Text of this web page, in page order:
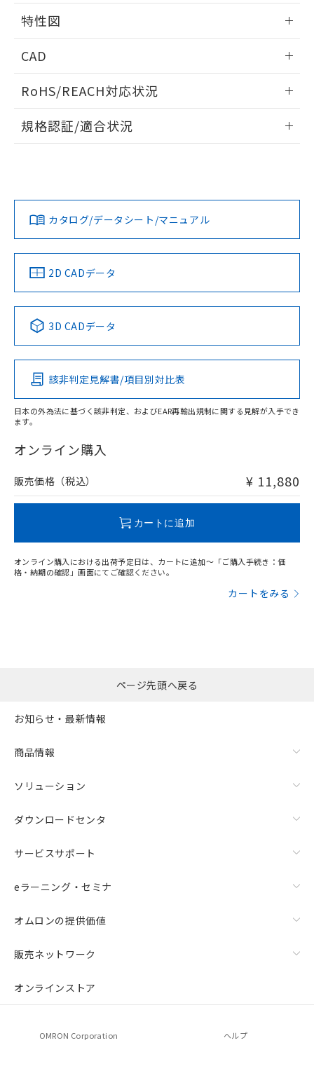
タイムチャート
相互干渉
A: 120mm以上、B: 100mm以上
周囲金属の影響
以上、n: 36mm以上
特性図
検出物体の大きさと材質による影響
検出領域
CAD
ドすることができます。
ログイン/会員登録
ダウンロードデータをご利用いただく前に、以下を必ずお読
みください。
ソフトウェアの使用条件
RoHS/REACH対応状況
EU RoHS 注意事項・凡例
対応済み
中国 RoHS 注意事項・凡例
Pb Hg Cd Cr(VI)
O
在庫等で未対応品が混在する可能性があります。
問い合わせください。
規格認証/適合状況
LR型式承認
（イギリス
船舶規格）
DNV型式承認
（ノルウェー
BV型式承認
（フランス
KR型式
（韓国
No No No No
この製品の規格認証/適合状況ページへ
その他の認証はこちらのページからご検索ください
カタログ/データシート/マニュアル
2D CADデータ
3D CADデータ
該非判定見解書/項目別対比表
日本の外為法に基づく該非判定、およびEAR再輸出規制に関する見解が入手でき
ます。
オンライン購入
販売価格（税込） ¥ 11,880
カートに追加
オンライン購入における出荷予定日は、カートに追加～「ご購入手続き：価
格・納期の確認」画面にてご確認ください。
カートをみる
していることから、特段のことがない限
り、2022年1月12日より割愛しておりま
ページ先頭へ戻る
お知らせ・最新情報
商品情報
ソリューション
ダウンロードセンタ
サービスサポート
eラーニング・セミナ
オムロンの提供価値
販売ネットワーク
オンラインストア
OMRON Corporation ヘルプ